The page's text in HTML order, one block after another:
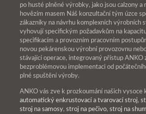
po husté plněné výrobky, jako jsou calzony a
hovězím masem Náš konzultační tým úzce
zákazníky na návrhu komplexních výrobních
vyhovují specifickým požadavkům na
specifikacím a provozním pracovním
novou pekárenskou výrobní provozovnu
stávající operace, integrovaný přístup ANKO
bezproblémovou implementaci od
plné spuštění výroby.
ANKO vás zve k prozkoumání našich vysoce
automatický enkrustovací a tvarovací stroj,
stroj na samosy, stroj na pečivo, stroj na